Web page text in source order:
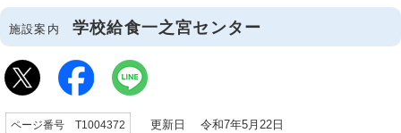
施設案内 学校給食一之宮センター
ページ番号 T1004372 更新日 令和7年5月22日